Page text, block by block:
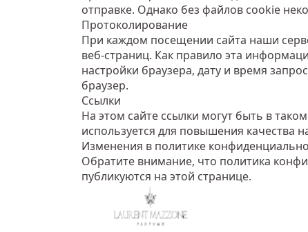
отправке. Однако без файлов cookie
Протоколирование
При каждом посещении сайта наши
веб-страниц. Как правило эта
настройки браузера, дату и время
браузер.
Ссылки
На этом сайте ссылки могут быть в
используется для повышения качества
Изменения в политике
Обратите внимание, что политика
публикуются на этой странице.